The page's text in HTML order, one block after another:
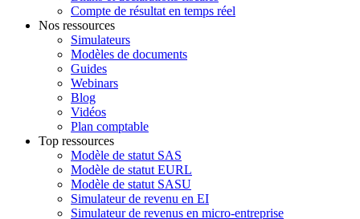
Compte de résultat en temps réel
Nos ressources
Simulateurs
Modèles de documents
Guides
Webinars
Blog
Vidéos
Plan comptable
Top ressources
Modèle de statut SAS
Modèle de statut EURL
Modèle de statut SASU
Simulateur de revenu en EI
Simulateur de revenus en micro-entreprise